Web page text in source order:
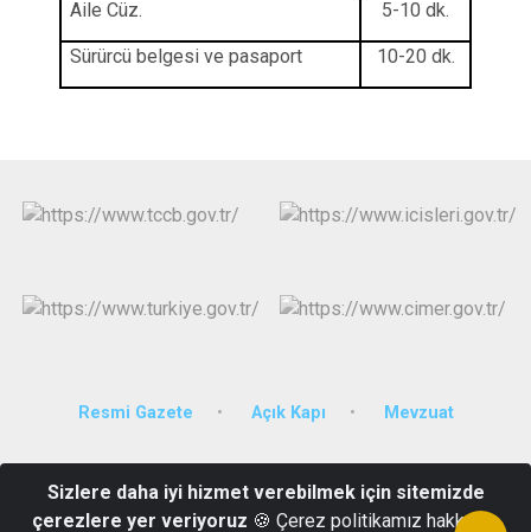
Aile Cüz. 5-10 dk.
Sürürcü belgesi ve pasaport 10-20 dk.
Resmi Gazete Açık Kapı Mevzuat
36500
Sizlere daha iyi hizmet verebilmek için sitemizde
çerezlere yer veriyoruz 🍪 Çerez politikamız hakkında